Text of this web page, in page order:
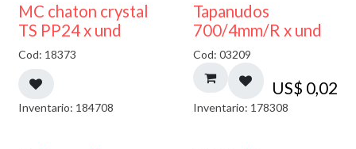
MC chaton crystal
TS PP24 x und
Cod: 18373
Inventario: 184708
Tapanudos
700/4mm/R x und
Cod: 03209
US$ 0,02
Inventario: 178308